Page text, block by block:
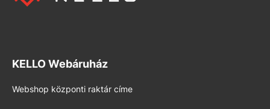
KELLO Webáruház
Webshop központi raktár címe